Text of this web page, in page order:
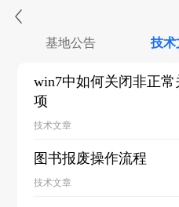
基地公告 技术
win7中如何关闭非正
项
技术文章
图书报废操作流程
技术文章